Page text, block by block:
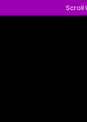
ke
Scroll